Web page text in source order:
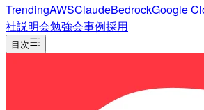
TrendingAWSClaudeBedrockGoogle
社説明会勉強会事例採用
目次